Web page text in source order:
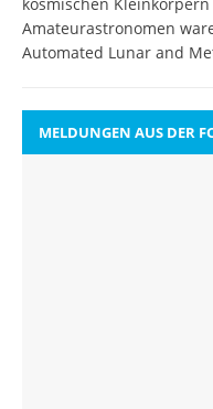
Amateurastronomen
Automated Lunar and
MELDUNGEN AUS DER